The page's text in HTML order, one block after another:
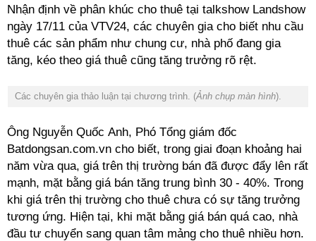
Nhận định về phân khúc cho thuê tại talkshow Landshow
ngày 17/11 của VTV24, các chuyên gia cho biết nhu cầu
thuê các sản phẩm như chung cư, nhà phố đang gia
tăng, kéo theo giá thuê cũng tăng trưởng rõ rệt.
Các chuyên gia thảo luận tại chương trình. (Ảnh chụp màn hình).
Ông Nguyễn Quốc Anh, Phó Tổng giám đốc
Batdongsan.com.vn cho biết, trong giai đoạn khoảng hai
năm vừa qua, giá trên thị trường bán đã được đẩy lên rất
mạnh, mặt bằng giá bán tăng trung bình 30 - 40%. Trong
khi giá trên thị trường cho thuê chưa có sự tăng trưởng
tương ứng. Hiện tại, khi mặt bằng giá bán quá cao, nhà
đầu tư chuyển sang quan tâm mảng cho thuê nhiều hơn.